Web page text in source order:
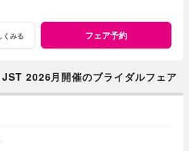
くみる フェア予約
2026月開催のブライダルフェア